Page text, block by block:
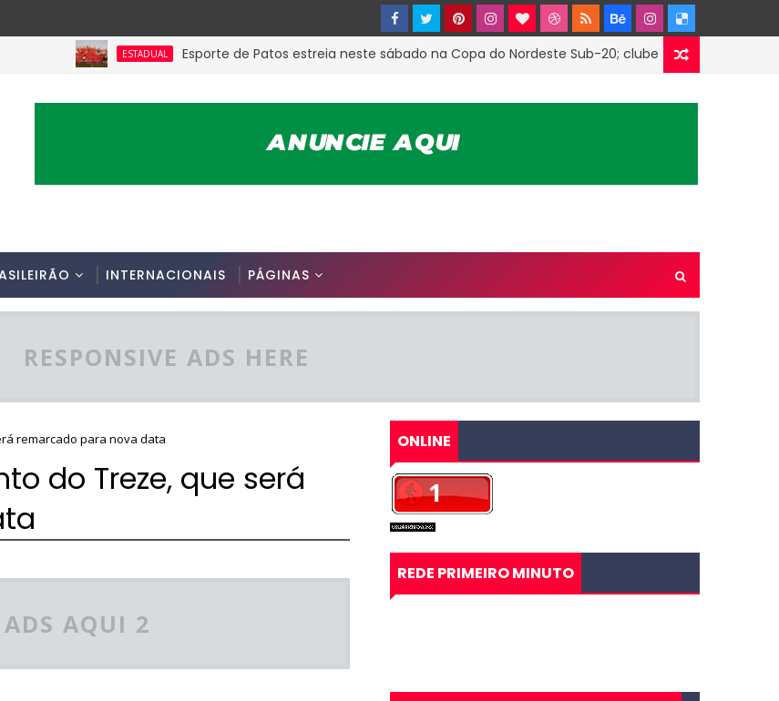
ESTADUAL Esporte de Patos estreia neste sábado na Copa do Nordeste Sub-20; clube firmou parceria com o
INTERNACIONAIS PÁGINAS
RESPONSIVE ADS HERE
remarcado para nova data
do Treze, que será
ADS AQUI 2
ONLINE
REDE PRIMEIRO MINUTO